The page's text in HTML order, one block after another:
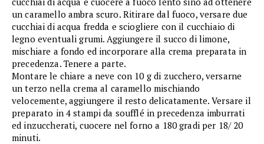
un caramello ambra scuro. Ritirare dal fuoco, versare due
cucchiai di acqua fredda e sciogliere con il cucchiaio di
legno eventuali grumi. Aggiungere il succo di limone,
mischiare a fondo ed incorporare alla crema preparata in
precedenza. Tenere a parte.
Montare le chiare a neve con 10 g di zucchero, versarne
un terzo nella crema al caramello mischiando
velocemente, aggiungere il resto delicatamente. Versare il
preparato in 4 stampi da soufflé in precedenza imburrati
ed inzuccherati, cuocere nel forno a 180 gradi per 18/ 20
minuti.